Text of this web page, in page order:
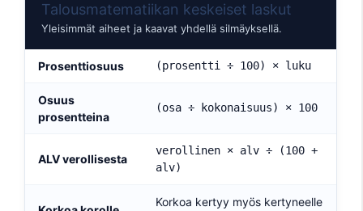
Talousmatematiikan keskeiset laskut
Yleisimmät aiheet ja kaavat yhdellä silmäyksellä.
Prosenttiosuus (prosentti ÷ 100) × luku
Osuus
prosentteina
(osa ÷ kokonaisuus) × 100
ALV verollisesta
verollinen × alv ÷ (100 +
alv)
Korkoa kertyy myös kertyneelle